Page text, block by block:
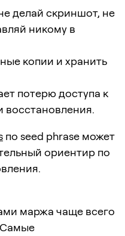
делай скриншот, не
никому в
копии и хранить
потерю доступа к
восстановления.
по seed phrase может
ориентир по
маржа чаще всего
Самые